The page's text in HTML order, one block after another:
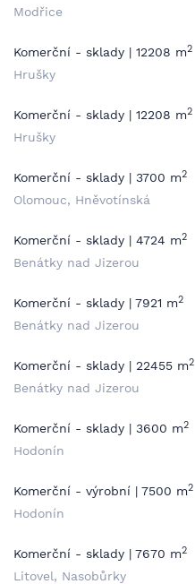
Modřice
Komerční - sklady | 12208 m2
Hrušky
Komerční - sklady | 12208 m2
Hrušky
Komerční - sklady | 3700 m2
Olomouc, Hněvotínská
Komerční - sklady | 4724 m2
Benátky nad Jizerou
Komerční - sklady | 7921 m2
Benátky nad Jizerou
Komerční - sklady | 22455 m2
Benátky nad Jizerou
Komerční - sklady | 3600 m2
Hodonín
Komerční - výrobní | 7500 m2
Hodonín
Komerční - sklady | 7670 m2
Litovel, Nasobůrky